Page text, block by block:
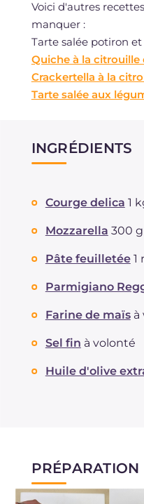
Voici d'autres
manquer :
Tarte salée potiron
Quiche à la citrouille
Crackertella à la
Tarte salée aux
INGRÉDIENTS
Courge delica 1
Mozzarella 300 g
Pâte feuilletée 1
Parmigiano
Farine de maïs à
Sel fin à volonté
Huile d'olive
PRÉPARATION